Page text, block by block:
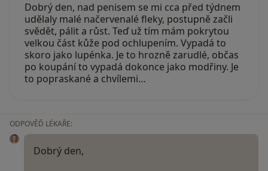
Dobrý den, nad penisem se mi cca před týdnem
udělaly malé načervenalé fleky, postupně začli
svědět, pálit a růst. Teď už tím mám pokrytou
velkou část kůže pod ochlupením. Vypadá to
skoro jako lupénka. Je to hrozně zarudlé, občas
po koupání to vypadá dokonce jako modřiny. Je
to popraskané a chvílemi…
ODPOVĚĎ LÉKAŘE:
Dobrý den,